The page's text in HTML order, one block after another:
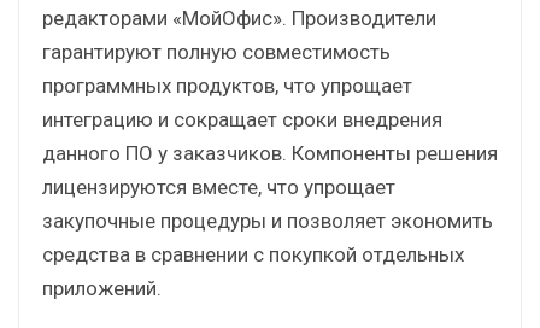
редакторами «МойОфис». Производители
гарантируют полную совместимость
программных продуктов, что упрощает
интеграцию и сокращает сроки внедрения
данного ПО у заказчиков. Компоненты решения
лицензируются вместе, что упрощает
закупочные процедуры и позволяет экономить
средства в сравнении с покупкой отдельных
приложений.